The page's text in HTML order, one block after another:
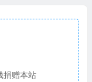
捐赠本站